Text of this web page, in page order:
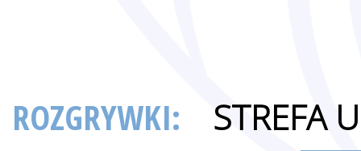
ROZGRYWKI: STREFA